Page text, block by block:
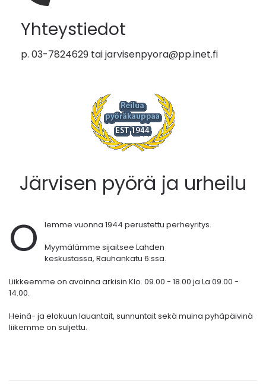
Yhteystiedot
p. 03-7824629 taijarvisenpyora@pp.inet.fi
Järvisen pyörä ja urheilu
O
lemme vuonna 1944 perustettu perheyritys.
Myymälämme sijaitsee Lahden
keskustassa, Rauhankatu 6:ssa.
Liikkeemme on avoinna arkisin Klo. 09.00 - 18.00 ja La 09.00 -
14.00.
Heinä- ja elokuun lauantait, sunnuntait sekä muina pyhäpäivinä
liikemme on suljettu.